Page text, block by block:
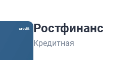
Ростфинанс
Кредитная